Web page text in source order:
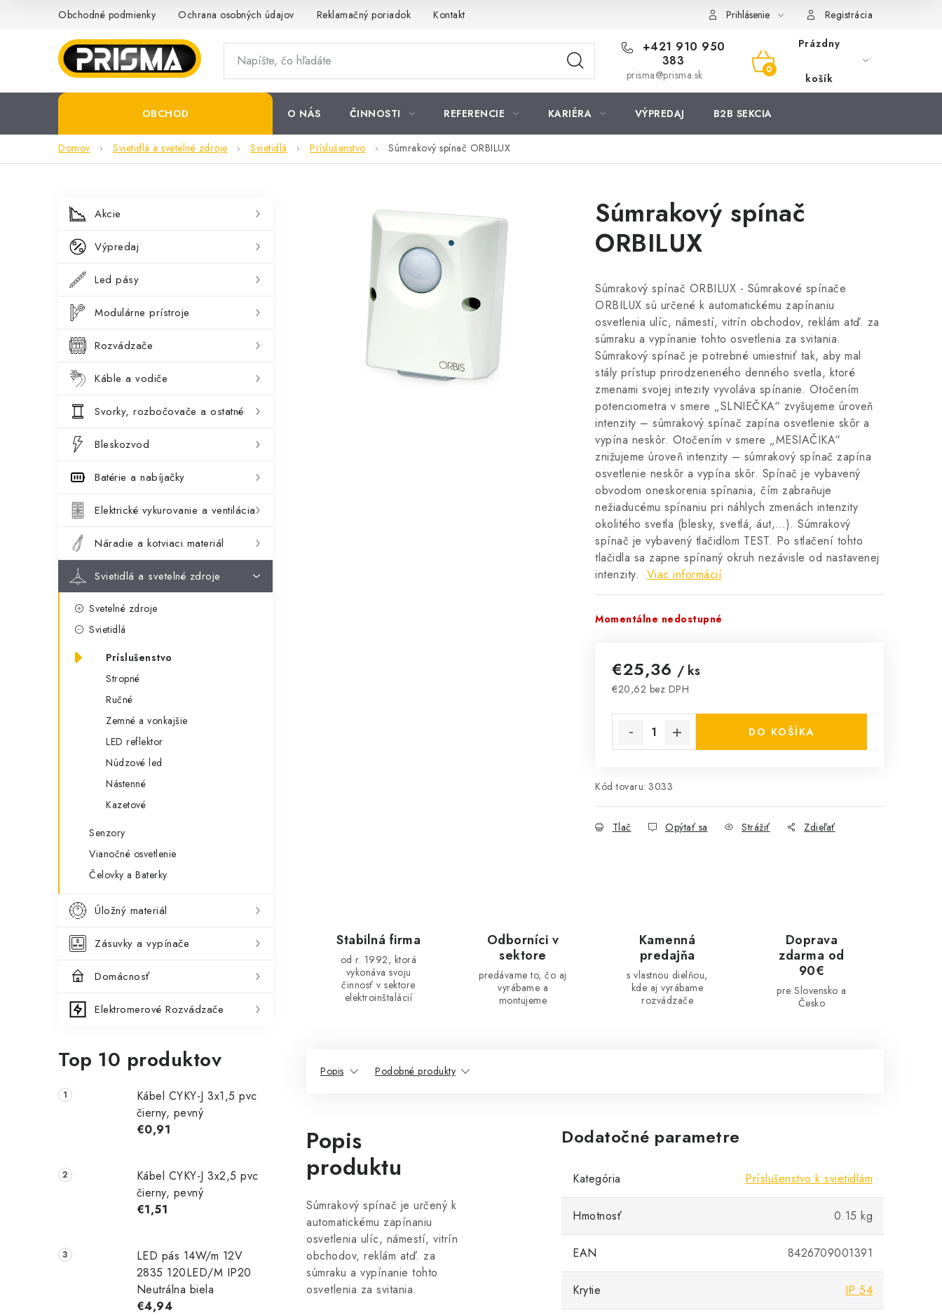
Obchodné podmienky Ochrana osobných údajov Reklamačný poriadok Kontakt Prihlásenie Registrácia
+421 910 950
383
prisma@prisma.sk
NÁKUPNÝ
KOŠÍK
Prázdny
košík
OBCHOD O NÁS ČINNOSTI REFERENCIE KARIÉRA VÝPREDAJ B2B SEKCIA
Domov Svietidlá a svetelné zdroje Svietidlá Príslušenstvo Súmrakový spínač ORBILUX
B
o
č
n
p
a
n
e
Preskočiť
kategórie
K
a
g
ó
i
e
Akcie
Výpredaj
Led pásy
Modulárne prístroje
Rozvádzače
Káble a vodiče
Svorky, rozbočovače a ostatné
Bleskozvod
Batérie a nabíjačky
Elektrické vykurovanie a ventilácia
Náradie a kotviaci materiál
Svietidlá a svetelné zdroje
Svetelné zdroje
Svietidlá
Príslušenstvo
Stropné
Ručné
Zemné a vonkajšie
LED reflektor
Núdzové led
Nástenné
Kazetové
Senzory
Vianočné osvetlenie
Čelovky a Baterky
Úložný materiál
Zásuvky a vypínače
Domácnosť
Elektromerové Rozvádzače
Top 10 produktov
Kábel CYKY-J 3x1,5 pvc
čierny, pevný
€0,91
Kábel CYKY-J 3x2,5 pvc
čierny, pevný
€1,51
LED pás 14W/m 12V
2835 120LED/M IP20
Neutrálna biela
€4,94
Súmrakový spínač
ORBILUX
Súmrakový spínač ORBILUX - Súmrakové spínače
ORBILUX sú určené k automatickému zapínaniu
osvetlenia ulíc, námestí, vitrín obchodov, reklám atď. za
súmraku a vypínanie tohto osvetlenia za svitania.
Súmrakový spínač je potrebné umiestniť tak, aby mal
stály prístup prirodzeneného denného svetla, ktoré
zmenami svojej intezity vyvoláva spínanie. Otočením
potenciometra v smere „SLNIEČKA“ zvyšujeme úroveň
intenzity – súmrakový spínač zapína osvetlenie skôr a
vypína neskôr. Otočením v smere „MESIAČIKA“
znižujeme úroveň intenzity – súmrakový spínač zapína
osvetlenie neskôr a vypína skôr. Spínač je vybavený
obvodom oneskorenia spínania, čím zabraňuje
nežiaducému spínaniu pri náhlych zmenách intenzity
okolitého svetla (blesky, svetlá, áut,…). Súmrakový
spínač je vybavený tlačidlom TEST. Po stlačení tohto
tlačidla sa zapne spínaný okruh nezávisle od nastavenej
intenzity. Viac informácií
Momentálne nedostupné
€25,36 / ks
€20,62 bez DPH
DO KOŠÍKA
Kód tovaru: 3033
Tlač Opýtať sa Strážiť Zdieľať
Stabilná firma
od r. 1992, ktorá
vykonáva svoju
činnosť v sektore
elektroinštalácií
Odborníci v
sektore
predávame to, čo aj
vyrábame a
montujeme
Kamenná
predajňa
s vlastnou dielňou,
kde aj vyrábame
rozvádzače
Doprava
zdarma od
90€
pre Slovensko a
Česko
Popis Podobné produkty
Popis
produktu
Súmrakový spínač je určený k
automatickému zapínaniu
osvetlenia ulíc, námestí, vitrín
obchodov, reklám atď. za
súmraku a vypínanie tohto
osvetlenia za svitania.
Dodatočné parametre
Kategória Príslušenstvo k svietidlám
Hmotnosť 0.15 kg
EAN 8426709001391
Krytie IP 54